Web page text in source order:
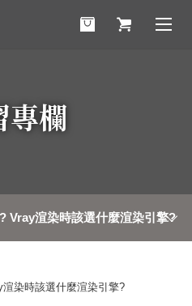
專欄
Vray渲染時該選什麼渲染引擎?
渲染時該選什麼渲染引擎?